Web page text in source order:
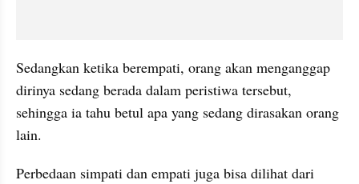
Sedangkan ketika berempati, orang akan menganggap
dirinya sedang berada dalam peristiwa tersebut,
sehingga ia tahu betul apa yang sedang dirasakan orang
lain.
Perbedaan simpati dan empati juga bisa dilihat dari